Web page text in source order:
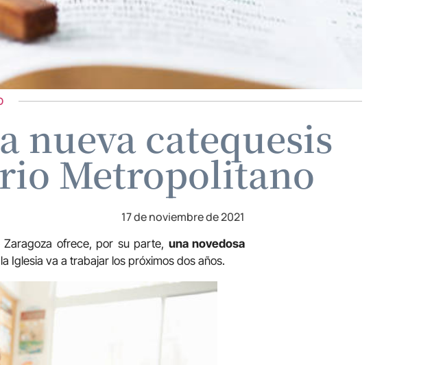
nueva catequesis
Metropolitano
17 de noviembre de 2021
Zaragoza ofrece, por su parte, una novedosa
Iglesia va a trabajar los próximos dos años.